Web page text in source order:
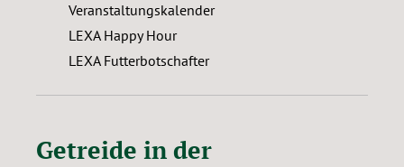
Veranstaltungskalender
LEXA Happy Hour
LEXA Futterbotschafter
Getreide in der